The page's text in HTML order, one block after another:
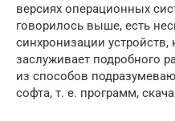
версиях операционных
говорилось выше, есть
синхронизации
заслуживает подробного
из способов
софта, т. е. программ,